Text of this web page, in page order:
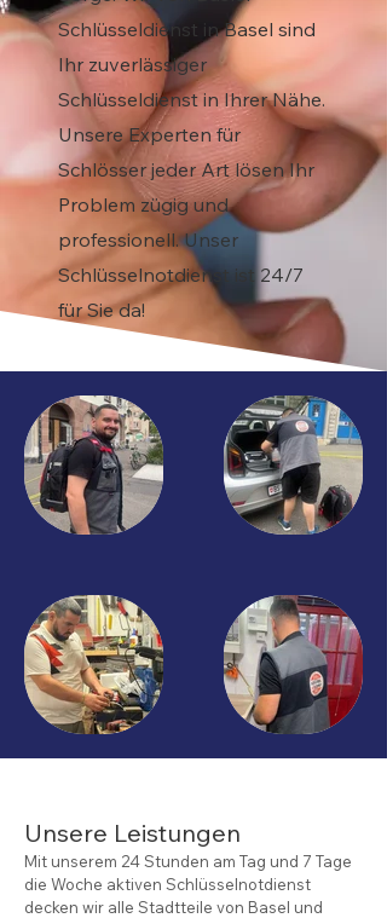
Schlüsseldienst in Basel sind
Ihr zuverlässiger
Schlüsseldienst in Ihrer Nähe.
Unsere Experten für
Schlösser jeder Art lösen Ihr
Problem zügig und
professionell. Unser
Schlüsselnotdienst ist 24/7
für Sie da!
Unsere Leistungen
Mit unserem 24 Stunden am Tag und 7 Tage
die Woche aktiven Schlüsselnotdienst
decken wir alle Stadtteile von Basel und